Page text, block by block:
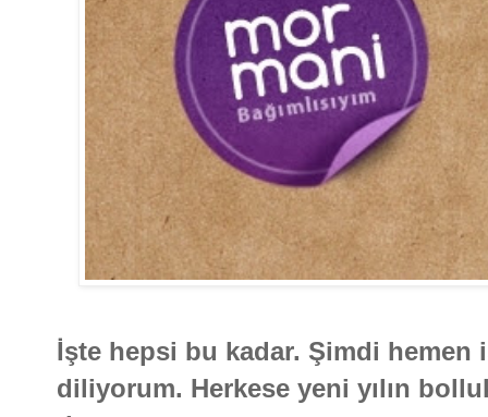
İşte hepsi bu kadar. Şimdi
diliyorum. Herkese yeni yılın